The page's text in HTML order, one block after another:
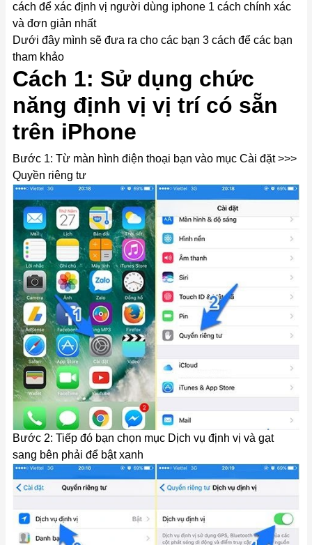
cách để xác định vị người dùng iphone 1 cách chính xác
và đơn giản nhất
Dưới đây mình sẽ đưa ra cho các bạn 3 cách để các bạn
tham khảo
Cách 1: Sử dụng chức
năng định vị vị trí có sẵn
trên iPhone
Bước 1: Từ màn hình điện thoại bạn vào mục Cài đặt >>>
Quyền riêng tư
Bước 2: Tiếp đó bạn chọn mục Dịch vụ định vị và gạt
sang bên phải để bật xanh